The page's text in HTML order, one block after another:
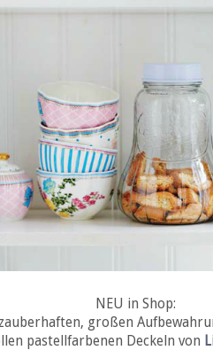
NEU in Shop:
großen
pastellfarbenen Deckeln von